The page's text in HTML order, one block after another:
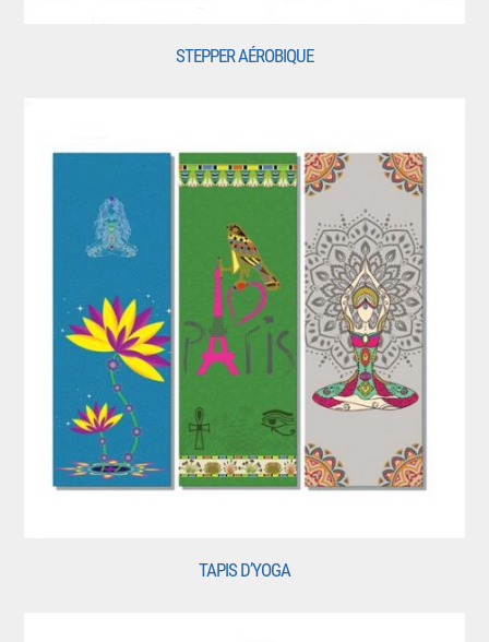
STEPPER AÉROBIQUE
TAPIS D’YOGA